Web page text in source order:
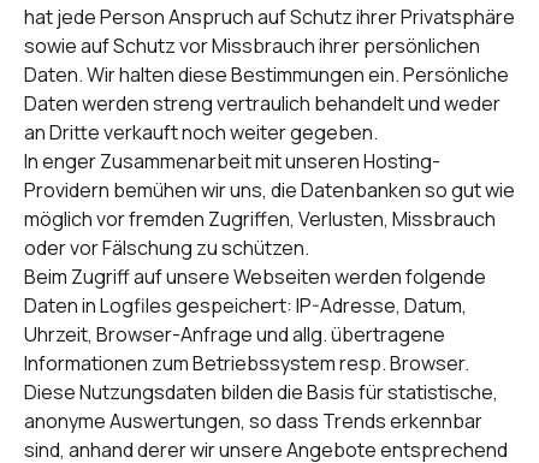
hat jede Person Anspruch auf Schutz ihrer Privatsphäre
sowie auf Schutz vor Missbrauch ihrer persönlichen
Daten. Wir halten diese Bestimmungen ein. Persönliche
Daten werden streng vertraulich behandelt und weder
an Dritte verkauft noch weiter gegeben.
In enger Zusammenarbeit mit unseren Hosting-
Providern bemühen wir uns, die Datenbanken so gut wie
möglich vor fremden Zugriffen, Verlusten, Missbrauch
oder vor Fälschung zu schützen.
Beim Zugriff auf unsere Webseiten werden folgende
Daten in Logfiles gespeichert: IP-Adresse, Datum,
Uhrzeit, Browser-Anfrage und allg. übertragene
Informationen zum Betriebssystem resp. Browser.
Diese Nutzungsdaten bilden die Basis für statistische,
anonyme Auswertungen, so dass Trends erkennbar
sind, anhand derer wir unsere Angebote entsprechend